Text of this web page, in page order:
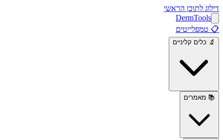
דילוג לתוכן הראשי
DermTools
📋 טמפלייטים
🔬 כלים קליניים
📚 מאמרים